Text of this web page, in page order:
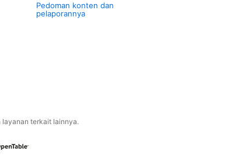
Pedoman konten dan
pelaporannya
layanan terkait lainnya.